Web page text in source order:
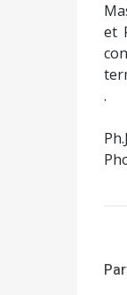
et
.
Ph.J